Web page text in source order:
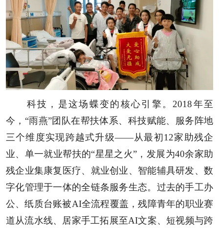
科技，是这场蝶变的核心引擎。2018年至
今，“雨燕”团队在帮扶体系、科技赋能、服务阵地
三个维度实现跨越式升级——从最初12家助残企
业、单一就业帮扶的“星星之火”，发展为40余家助
残企业集康复医疗、就业创业、智能辅具研发、数
字化管理于一体的全链条服务生态。过去的手工办
公、纸质台账被AI全流程覆盖，残障青年的职业赛
道从流水线、居家手工拓展至AI文案、短视频与跨